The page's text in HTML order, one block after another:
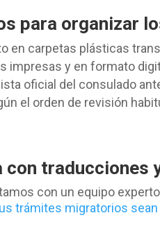
para organizar
en carpetas plásticas
impresas y en formato
oficial del consulado
el orden de revisión
con traducciones
con un equipo
trámites migratorios